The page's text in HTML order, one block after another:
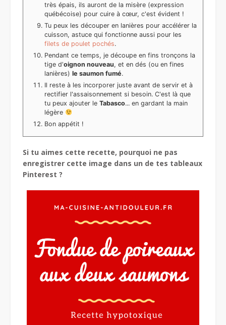
très épais, ils auront de la misère (expression
québécoise) pour cuire à cœur, c'est évident !
Tu peux les découper en lanières pour accélérer la
cuisson, astuce qui fonctionne aussi pour les
filets de poulet pochés.
Pendant ce temps, je découpe en fins tronçons la
tige d'oignon nouveau, et en dés (ou en fines
lanières) le saumon fumé.
Il reste à les incorporer juste avant de servir et à
rectifier l'assaisonnement si besoin. C'est là que
tu peux ajouter le Tabasco... en gardant la main
légère
Bon appétit !
Si tu aimes cette recette, pourquoi ne pas
enregistrer cette image dans un de tes tableaux
Pinterest ?